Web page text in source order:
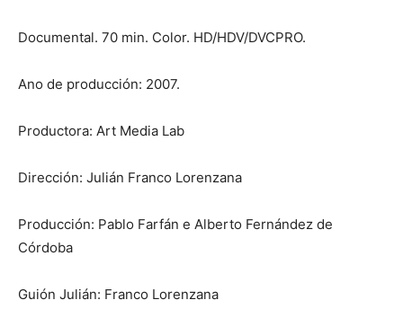
Documental. 70 min. Color. HD/HDV/DVCPRO.
Ano de producción: 2007.
Productora: Art Media Lab
Dirección: Julián Franco Lorenzana
Producción: Pablo Farfán e Alberto Fernández de
Córdoba
Guión Julián: Franco Lorenzana